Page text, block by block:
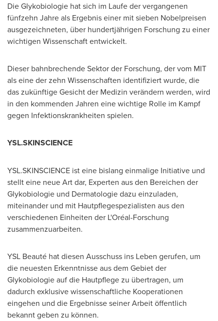
Die Glykobiologie hat sich im Laufe der vergangenen
fünfzehn Jahre als Ergebnis einer mit sieben Nobelpreisen
ausgezeichneten, über hundertjährigen Forschung zu einer
wichtigen Wissenschaft entwickelt.
Dieser bahnbrechende Sektor der Forschung, der vom MIT
als eine der zehn Wissenschaften identifiziert wurde, die
das zukünftige Gesicht der Medizin verändern werden, wird
in den kommenden Jahren eine wichtige Rolle im Kampf
gegen Infektionskrankheiten spielen.
YSL.SKINSCIENCE
YSL.SKINSCIENCE ist eine bislang einmalige Initiative und
stellt eine neue Art dar, Experten aus den Bereichen der
Glykobiologie und Dermatologie dazu einzuladen,
miteinander und mit Hautpflegespezialisten aus den
verschiedenen Einheiten der L'Oréal-Forschung
zusammenzuarbeiten.
YSL Beauté hat diesen Ausschuss ins Leben gerufen, um
die neuesten Erkenntnisse aus dem Gebiet der
Glykobiologie auf die Hautpflege zu übertragen, um
dadurch exklusive wissenschaftliche Kooperationen
eingehen und die Ergebnisse seiner Arbeit öffentlich
bekannt geben zu können.